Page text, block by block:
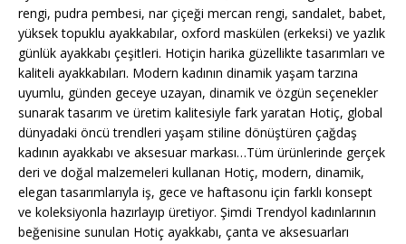
rengi, pudra pembesi, nar çiçeği mercan rengi, sandalet, babet,
yüksek topuklu ayakkabılar, oxford maskülen (erkeksi) ve yazlık
günlük ayakkabı çeşitleri. Hotiçin harika güzellikte tasarımları ve
kaliteli ayakkabıları. Modern kadının dinamik yaşam tarzına
uyumlu, günden geceye uzayan, dinamik ve özgün seçenekler
sunarak tasarım ve üretim kalitesiyle fark yaratan Hotiç, global
dünyadaki öncü trendleri yaşam stiline dönüştüren çağdaş
kadının ayakkabı ve aksesuar markası…Tüm ürünlerinde gerçek
deri ve doğal malzemeleri kullanan Hotiç, modern, dinamik,
elegan tasarımlarıyla iş, gece ve haftasonu için farklı konsept
ve koleksiyonla hazırlayıp üretiyor. Şimdi Trendyol kadınlarının
beğenisine sunulan Hotiç ayakkabı, çanta ve aksesuarları